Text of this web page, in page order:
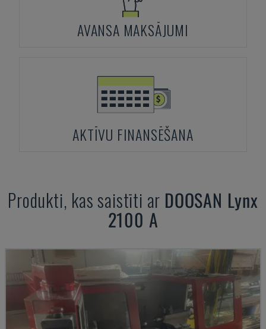
AVANSA MAKSĀJUMI
AKTĪVU FINANSĒŠANA
Produkti, kas saistīti ar DOOSAN Lynx
2100 A